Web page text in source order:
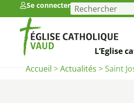
Se connecter
L’Eglise
Accueil >Actualités >Saint